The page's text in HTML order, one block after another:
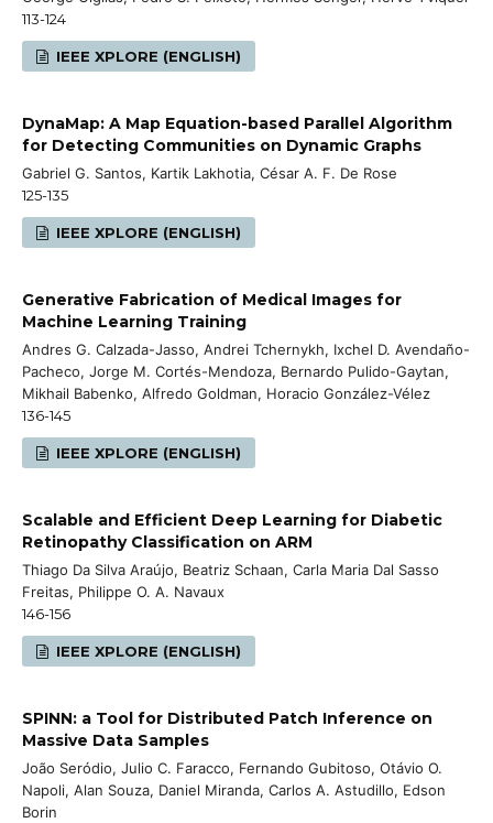
113-124
IEEE XPLORE (ENGLISH)
DynaMap: A Map Equation-based Parallel Algorithm
for Detecting Communities on Dynamic Graphs
Gabriel G. Santos, Kartik Lakhotia, César A. F. De Rose
125-135
IEEE XPLORE (ENGLISH)
Generative Fabrication of Medical Images for
Machine Learning Training
Andres G. Calzada-Jasso, Andrei Tchernykh, Ixchel D. Avendaño-
Pacheco, Jorge M. Cortés-Mendoza, Bernardo Pulido-Gaytan,
Mikhail Babenko, Alfredo Goldman, Horacio González-Vélez
136-145
IEEE XPLORE (ENGLISH)
Scalable and Efficient Deep Learning for Diabetic
Retinopathy Classification on ARM
Thiago Da Silva Araújo, Beatriz Schaan, Carla Maria Dal Sasso
Freitas, Philippe O. A. Navaux
146-156
IEEE XPLORE (ENGLISH)
SPINN: a Tool for Distributed Patch Inference on
Massive Data Samples
João Seródio, Julio C. Faracco, Fernando Gubitoso, Otávio O.
Napoli, Alan Souza, Daniel Miranda, Carlos A. Astudillo, Edson
Borin